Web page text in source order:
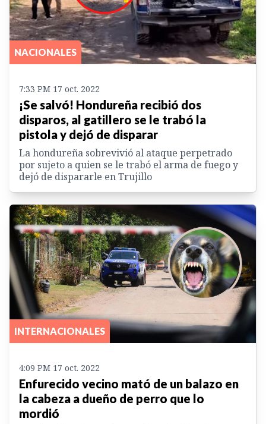
NACIONALES
7:33 PM 17 oct. 2022
¡Se salvó! Hondureña recibió dos
disparos, al gatillero se le trabó la
pistola y dejó de disparar
La hondureña sobrevivió al ataque perpetrado
por sujeto a quien se le trabó el arma de fuego y
dejó de dispararle en Trujillo
INTERNACIONALES
4:09 PM 17 oct. 2022
Enfurecido vecino mató de un balazo en
la cabeza a dueño de perro que lo
mordió